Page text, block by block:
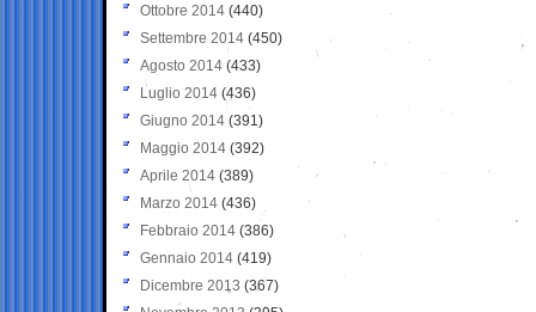
Ottobre 2014 (440)
Settembre 2014 (450)
Agosto 2014 (433)
Luglio 2014 (436)
Giugno 2014 (391)
Maggio 2014 (392)
Aprile 2014 (389)
Marzo 2014 (436)
Febbraio 2014 (386)
Gennaio 2014 (419)
Dicembre 2013 (367)